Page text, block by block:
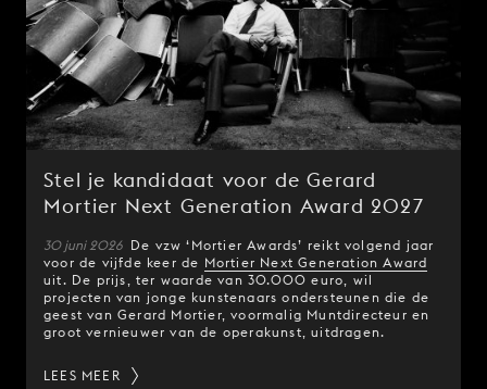
Stel je kandidaat voor de Gerard
Mortier Next Generation Award 2027
30 juni 2026 De vzw ‘Mortier Awards’ reikt volgend jaar
voor de vijfde keer de Mortier Next Generation Award
uit. De prijs, ter waarde van 30.000 euro, wil
projecten van jonge kunstenaars ondersteunen die de
geest van Gerard Mortier, voormalig Muntdirecteur en
groot vernieuwer van de operakunst, uitdragen.
LEES MEER